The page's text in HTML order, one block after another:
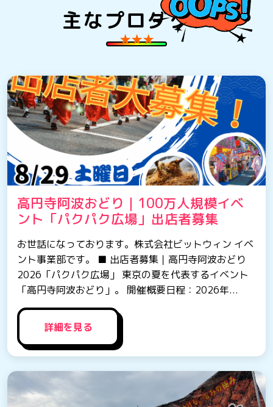
主なプロダクト
高円寺阿波おどり｜100万人規模イベ
ント「パクパク広場」出店者募集
お世話になっております。株式会社ビットウィン イベ
ント事業部です。 ■ 出店者募集｜高円寺阿波おどり
2026「パクパク広場」 東京の夏を代表するイベント
「高円寺阿波おどり」。 開催概要日程：2026年...
詳細を見る